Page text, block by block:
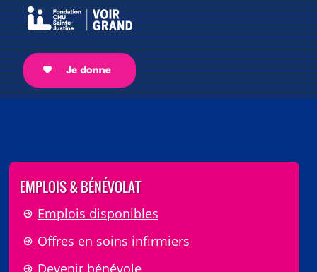
EMPLOIS & BÉNÉVOLAT
Emplois disponibles
Offres en soins infirmiers
Devenir bénévole